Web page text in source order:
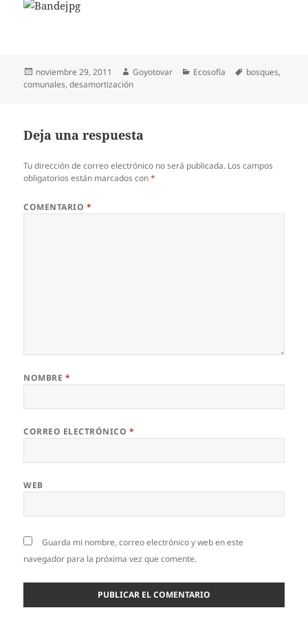
Publicado
el
noviembre 29, 2011 Autor
Goyotovar Categorías
Ecosofía Etiquetas
bosques,
comunales,desamortización
Deja una respuesta
Tu dirección de correo electrónico no será publicada. Los campos
obligatorios están marcados con*
COMENTARIO *
NOMBRE *
CORREO ELECTRÓNICO *
WEB
Guarda mi nombre, correo electrónico y web en este
navegador para la próxima vez que comente.